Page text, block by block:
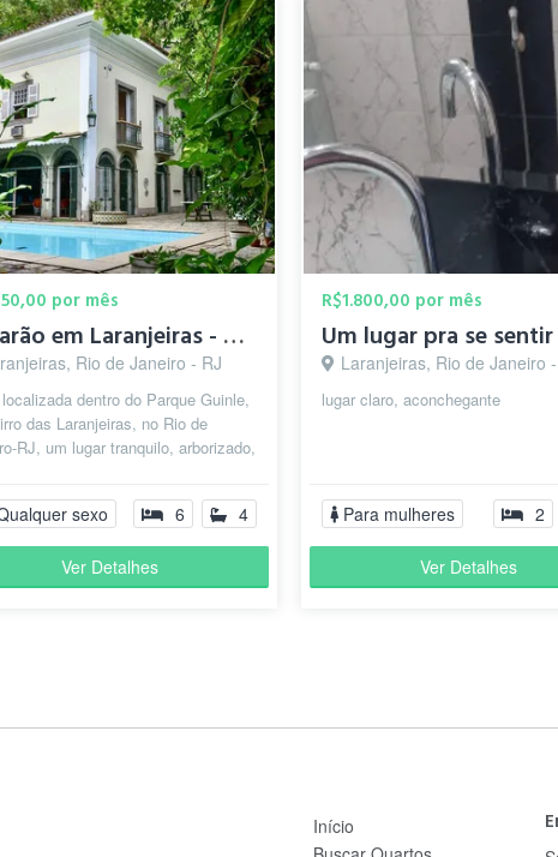
seguro, possui uma infraestrutura completa de serviços com
público, facilitando a locomoção para outros pontos da cidade. "
bem localizado etc "
sul com facil acesso ao centro da cidade e praias. "
por mês
Casarão em Laranjeiras - quartos individuais
Rio de Janeiro - RJ
dentro do Parque Guinle,
das Laranjeiras, no Rio de
RJ, um lugar tranquilo, arborizado,
sexo 6 4
Ver Detalhes
R$1.800,00 por mês
Laranjeiras, Rio de Janeiro
lugar claro, aconchegante
Para mulheres 2
Ver Detalhes
Início